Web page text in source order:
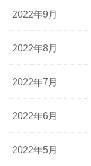
2022年9月
2022年8月
2022年7月
2022年6月
2022年5月